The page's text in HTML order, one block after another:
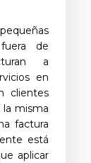
de
a
en
clientes
la misma
factura
está
aplicar